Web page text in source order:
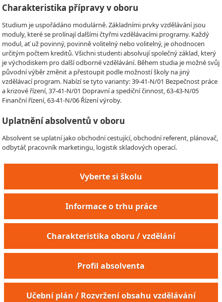
Charakteristika přípravy v oboru
Studium je uspořádáno modulárně. Základními prvky vzdělávání jsou
moduly, které se prolínají dalšími čtyřmi vzdělávacími programy. Každý
modul, ať už povinný, povinně volitelný nebo volitelný, je ohodnocen
určitým počtem kreditů. Všichni studenti absolvují společný základ, který
je východiskem pro další odborné vzdělávání. Během studia je možné svůj
původní výběr změnit a přestoupit podle možností školy na jiný
vzdělávací program. Nabízí se tyto varianty: 39-41-N/01 Bezpečnost práce
a krizové řízení, 37-41-N/01 Dopravní a spediční činnost, 63-43-N/05
Finanční řízení, 63-41-N/06 Řízení výroby.
Uplatnění absolventů v oboru
Absolvent se uplatní jako obchodní cestující, obchodní referent, plánovač,
odbytář, pracovník marketingu, logistik skladových operací.
Vyberte si školu
Informace o trhu práce
Charakteristika oboru / vzdělání
Profil absolventa
Učební plán / Rozvržení obsahu vzdělávání